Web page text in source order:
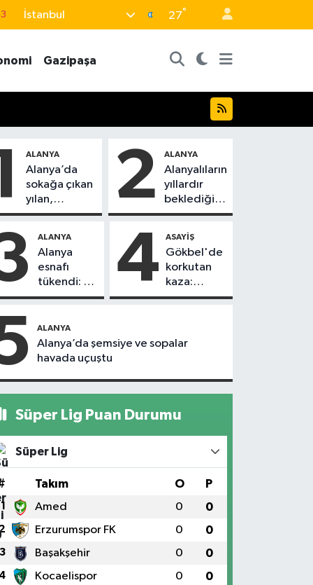
İstanbul 27°
Gazipaşa
ALANYA
Alanya’da
sokağa çıkan
yılan,
vatandaşı
2 ALANYA
Alanyalıların
yıllardır
beklediği
yol askıdan
ALANYA
Alanya
esnafı
tükendi: 1
ayda 150
kapandı
4 ASAYIŞ
Gökbel'de
korkutan
kaza:
Başkanın
çarptı
ALANYA
Alanya’da şemsiye ve sopalar
havada uçuştu
Süper Lig Puan Durumu
Süper Lig
Takım O P
1 Amed 0 0
Erzurumspor FK 0 0
3 Başakşehir 0 0
4 Kocaelispor 0 0